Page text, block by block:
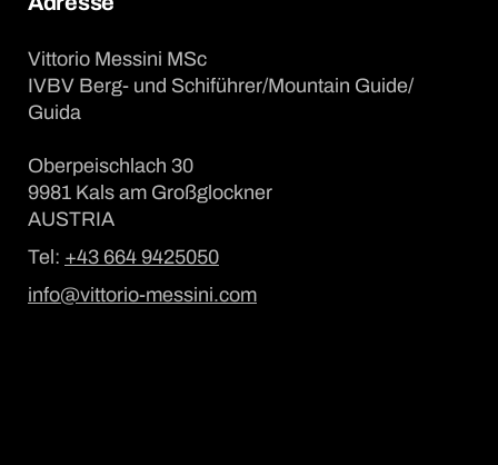
Vittorio Messini MSc
IVBV Berg- und Schiführer/Mountain Guide/
Guida
Oberpeischlach 30
9981 Kals am Großglockner
AUSTRIA
Tel: +43 664 9425050
info@vittorio-messini.com